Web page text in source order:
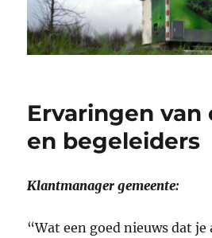
Ervaringen van
en begeleiders
Klantmanager gemeente:
“Wat een goed nieuws dat je